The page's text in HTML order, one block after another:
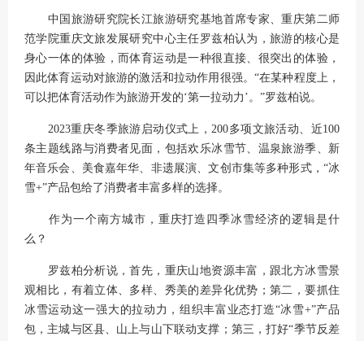
中国旅游研究院长江旅游研究基地首席专家、重庆第二师
范学院重庆文旅发展研究中心主任罗兹柏认为，旅游的核心是
身心一体的体验，而体育运动是一种很直接、很突出的体验，
因此体育运动对旅游的激活和拉动作用很强。“在某种程度上，
可以把体育活动作为旅游开发的‘第一拉动力’。”罗兹柏说。
2023重庆冬季旅游启动仪式上，200多项文旅活动、近100
条主题线路与消费者见面，包括欢乐冰雪节、温泉旅游季、新
年音乐会、美食嘉年华、非遗展演、文创市集等多种形式，“冰
雪+”产品包给了消费者丰富多样的选择。
作为一个南方城市，重庆打造四季冰雪经济的逻辑是什
么？
罗兹柏分析说，首先，重庆山地资源丰富，跟北方冰雪景
观相比，有着立体、多样、秀美的差异化优势；第二，要抓住
冰雪运动这一强大的拉动力，组织丰富业态打造“冰雪+”产品
包，主城与区县、山上与山下联动支撑；第三，打好“季节反差